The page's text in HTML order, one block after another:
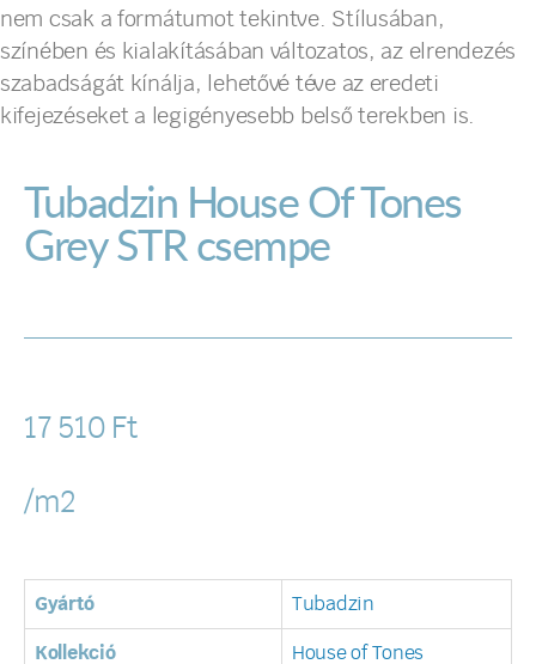
nem csak a formátumot tekintve. Stílusában,
színében és kialakításában változatos, az elrendezés
szabadságát kínálja, lehetővé téve az eredeti
kifejezéseket a legigényesebb belső terekben is.
Tubadzin House Of Tones
Grey STR csempe
17 510 Ft
/m2
Gyártó Tubadzin
Kollekció House of Tones